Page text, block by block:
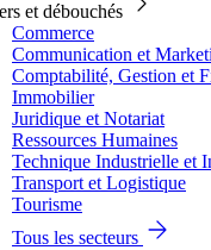
et débouchés
Commerce
Communication et
Comptabilité, Gestion et
Immobilier
Juridique et Notariat
Ressources Humaines
Technique Industrielle et
Transport et Logistique
Tourisme
Tous les secteurs